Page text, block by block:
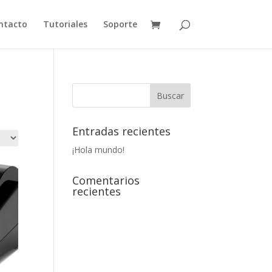
Tutoriales Soporte
Entradas recientes
¡Hola mundo!
Comentarios
recientes